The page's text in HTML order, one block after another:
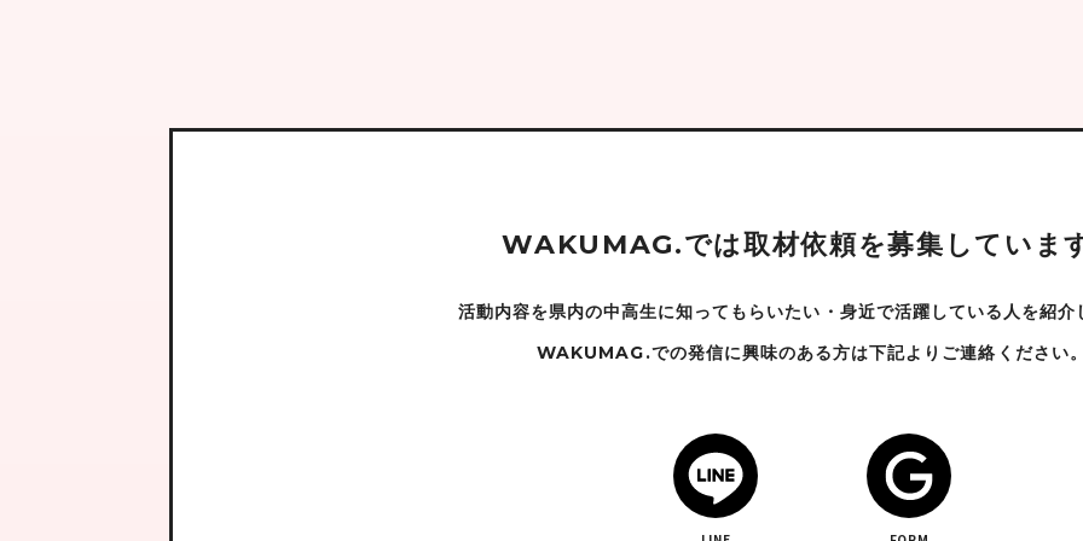
WAKU MAG.では取材依頼を募集 して い ま
活動内容を県内の中高生に知ってもらいたい・身近で活躍している人を紹介
WAKUMAG.での発信に興味のある方は下記よりご連絡ください。